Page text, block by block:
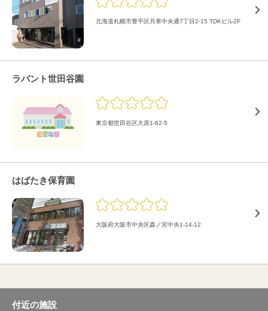
北海道札幌市豊平区月寒中央通7丁目2-15 TDKビル2F
ラバント世田谷園
東京都世田谷区大原1-62-5
はばたき保育園
大阪府大阪市中央区森ノ宮中央1-14-12
付近の施設